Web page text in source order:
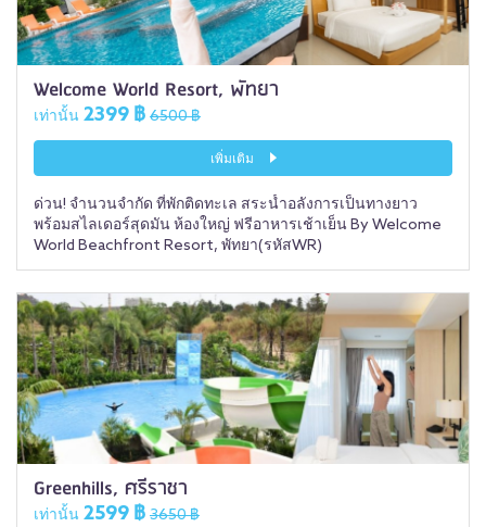
Welcome World Resort, พัทยา
เท่านั้น 2399 ฿ 6500 ฿
เพิ่มเติม
ด่วน! จำนวนจำกัด ที่พักติดทะเล สระน้ำอลังการเป็นทางยาว
พร้อมสไลเดอร์สุดมัน ห้องใหญ่ ฟรีอาหารเช้าเย็น By Welcome
World Beachfront Resort, พัทยา(รหัสWR)
Greenhills, ศรีราชา
เท่านั้น 2599 ฿ 3650 ฿